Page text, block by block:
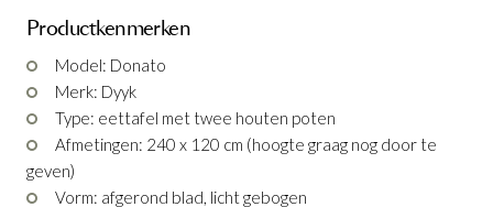
Productkenmerken
Model: Donato
Merk: Dyyk
Type: eettafel met twee houten poten
Afmetingen: 240 x 120 cm (hoogte graag nog door te
geven)
Vorm: afgerond blad, licht gebogen
Eettafel Donato Eik Groove
Productnummer: G16150004623